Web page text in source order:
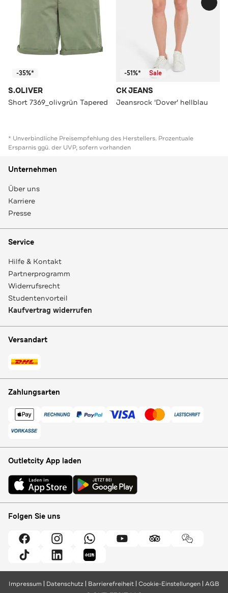
-35%*
S.OLIVER
Short 7369_olivgrün Tapered
-51%* Sale
CK JEANS
Jeansrock 'Dover' hellblau
* Unverbindliche Preisempfehlung des Herstellers. Prozentuale
Ersparnis ggü. der UVP, sofern vorhanden
Unternehmen
Über uns
Karriere
Presse
Service
Hilfe & Kontakt
Partnerprogramm
Widerrufsrecht
Studentenvorteil
Kaufvertrag widerrufen
Versandart
Zahlungsarten
Outletcity App laden
Folgen Sie uns
Impressum Datenschutz Barrierefreiheit Cookie-Einstellungen AGB